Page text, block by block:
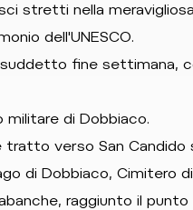
stretti nella
dell'UNESCO.
fine settimana,
militare di Dobbiaco.
verso San Candido
di Dobbiaco, Cimitero
raggiunto il